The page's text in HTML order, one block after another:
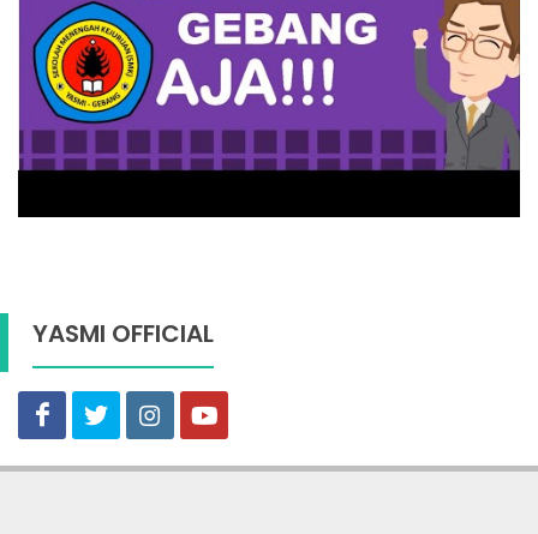
YASMI OFFICIAL